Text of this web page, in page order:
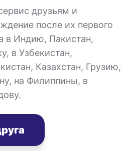
друзьям и
после их первого
в Индию, Пакистан,
в Узбекистан,
Казахстан, Грузию,
на Филиппины, в